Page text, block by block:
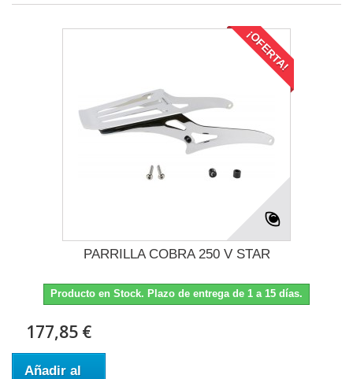
¡OFERTA!
PARRILLA COBRA 250 V STAR
Producto en Stock. Plazo de entrega de 1 a 15 días.
177,85 €
Añadir al